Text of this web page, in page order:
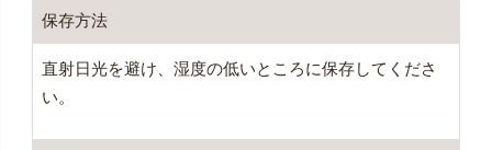
保存方法
直射日光を避け、湿度の低いところに保存してくださ
い。